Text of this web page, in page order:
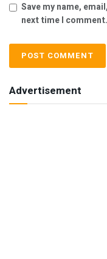
Save my name,
next time I comment.
Advertisement